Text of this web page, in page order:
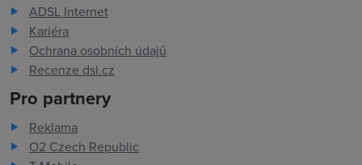
ADSL Internet
Kariéra
Ochrana osobních údajů
Recenze dsl.cz
Pro partnery
Reklama
O2 Czech Republic